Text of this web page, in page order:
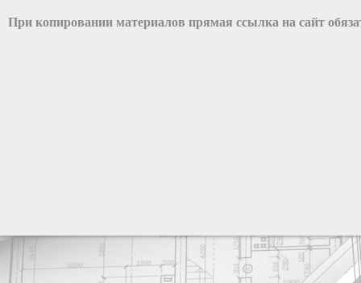
При копировании материалов прямая ссылка на сайт